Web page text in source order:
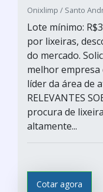
Onixlimp / Santo
Lote mínimo:
por lixeiras,
do mercado.
melhor empresa
líder da área de
RELEVANTES
procura de
altamente...
Cotar agora